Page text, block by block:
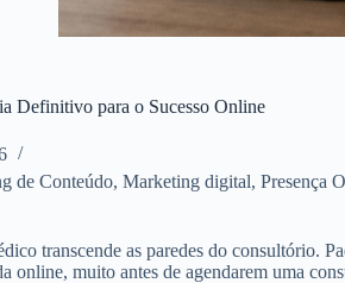
Definitivo para o Sucesso Online
de Conteúdo, Marketing digital, Presença
transcende as paredes do consultório.
online, muito antes de agendarem uma